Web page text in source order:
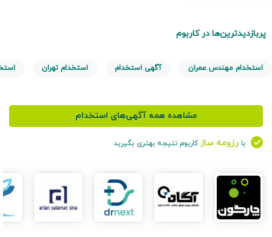
پربازدیدترین‌ها در کاربوم
استخدام مهندس عمران آگهی استخدام استخدام تهران
مشاهده همه آگهی‌های استخدام
با رزومه ساز کاربوم نتیجه بهتری بگیرید